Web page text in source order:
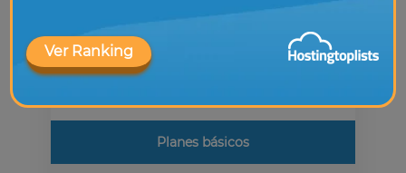
Ver Ranking
Foro
WordPress
Planes básicos